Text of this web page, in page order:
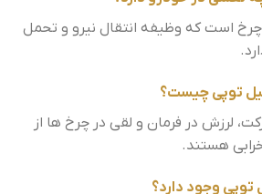
است که وظیفه انتقال نیرو و تحمل
لرزش در فرمان و لقی در چرخ ها از
هستند.